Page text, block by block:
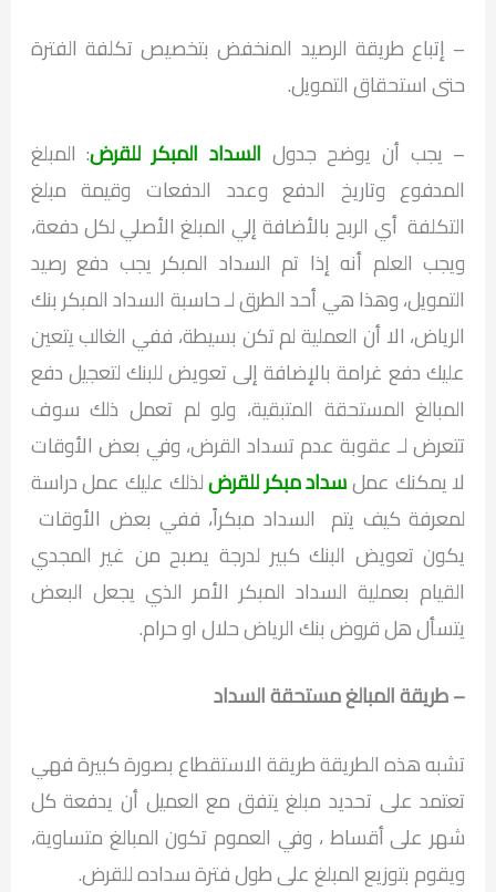
– إتباع طريقة الرصيد المنخفض بتخصيص تكلفة الفترة
حتى استحقاق التمويل.
– يجب أن يوضح جدول السداد المبكر للقرض: المبلغ
المدفوع وتاريخ الدفع وعدد الدفعات وقيمة مبلغ
التكلفة أي الربح بالأضافة إلي المبلغ الأصلي لكل دفعة،
ويجب العلم أنه إذا تم السداد المبكر يجب دفع رصيد
التمويل، وهذا هي أحد الطرق لـ حاسبة السداد المبكر بنك
الرياض، الا أن العملية لم تكن بسيطة، ففي الغالب يتعين
عليك دفع غرامة بالإضافة إلى تعويض للبنك لتعجيل دفع
المبالغ المستحقة المتبقية، ولو لم تعمل ذلك سوف
تتعرض لـ عقوبة عدم تسداد القرض، وفي بعض الأوقات
لا يمكنك عملسداد مبكر للقرضلذلك عليك عمل دراسة
لمعرفة كيف يتم السداد مبكراً، ففي بعض الأوقات
يكون تعويض البنك كبير لدرجة يصبح من غير المجدي
القيام بعملية السداد المبكر الأمر الذي يجعل البعض
يتسأل هل قروض بنك الرياض حلال او حرام.
– طريقة المبالغ مستحقة السداد
تشبه هذه الطريقة طريقة الاستقطاع بصورة كبيرة فهي
تعتمد على تحديد مبلغ يتفق مع العميل أن يدفعة كل
شهر على أقساط ، وفي العموم تكون المبالغ متساوية،
ويقوم بتوزيع المبلغ على طول فترة سداده للقرض.